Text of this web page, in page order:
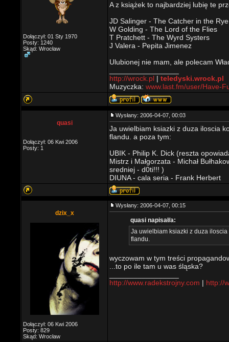
Dołączył: 01 Sty 1970
Posty: 1240
Skąd: Wrocław
A z książek to najbardziej lubię te
JD Salinger - The Catcher in the
W Golding - The Lord of the Flies
T Pratchett - The Wyrd Systers
J Valera - Pepita Jimenez
Ulubionej nie mam, ale polecam
http://wrock.pl | teledyski.wrock.pl
Muzyczka: www.last.fm/user/Have-
quasi
Dołączył: 06 Kwi 2006
Posty: 1
Wysłany: 2006-04-07, 00:03
Ja uwielbiam ksiazki z duza iloscia
flandu. a poza tym:
UBIK - Philip K. Dick (reszta
Mistrz i Małgorzata - Michał
sredniej - d0ti!!! )
DIUNA - cala seria - Frank Herbert
dzix_x
Dołączył: 06 Kwi 2006
Posty: 829
Skąd: Wrocław
Wysłany: 2006-04-07, 00:15
quasi napisał/a:
Ja uwielbiam ksiazki z duza
flandu.
wyczowam w tym treści
...to po ile tam u was śląska?
http://www.radekstrojny.com | http://